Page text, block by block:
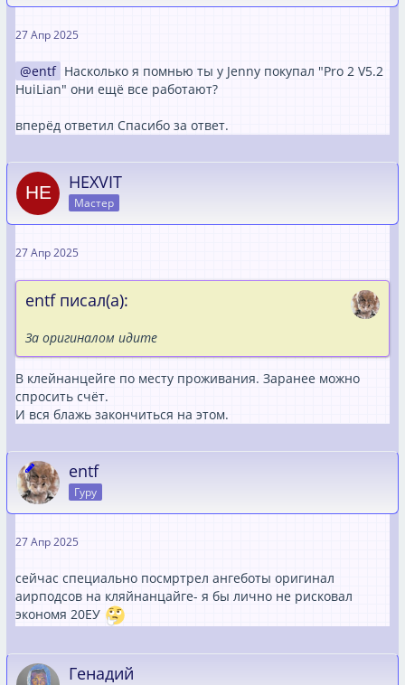
27 Апр 2025
entf Насколько я помнью ты у Jenny покупал "Pro 2 V5.2
HuiLian" они ещё все работают?
вперёд ответил Спасибо за ответ.
HEXVIT
Мастер
27 Апр 2025
entf писал(а):
За оригиналом идите
В клейнанцейге по месту проживания. Заранее можно
спросить счёт.
И вся блажь закончиться на этом.
entf
Гуру
27 Апр 2025
сейчас специально посмртрел ангеботы оригинал
аирподсов на кляйнанцайге- я бы лично не рисковал
экономя 20ЕУ
Генадий